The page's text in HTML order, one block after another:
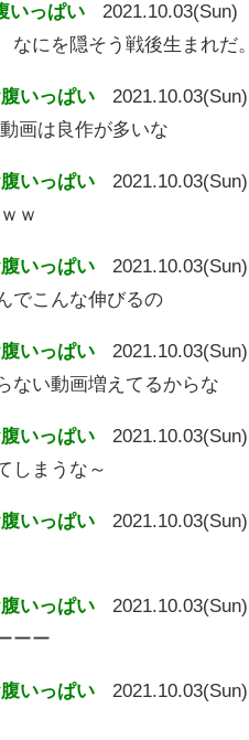
いっぱい
2021.10.03(Sun)
なにを隠そう戦後生まれだ。
いっぱい
2021.10.03(Sun)
画は良作が多いな
いっぱい
2021.10.03(Sun)
ｗ
いっぱい
2021.10.03(Sun)
でこんな伸びるの
いっぱい
2021.10.03(Sun)
ない動画増えてるからな
いっぱい
2021.10.03(Sun)
しまうな～
いっぱい
2021.10.03(Sun)
いっぱい
2021.10.03(Sun)
ーー
いっぱい
2021.10.03(Sun)